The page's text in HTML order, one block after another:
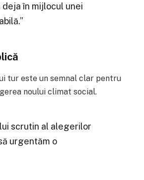
în mijlocul unei
tur este un semnal clar pentru
noului climat social.
scrutin al alegerilor
urgentăm o